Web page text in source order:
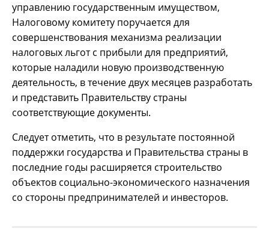
управлению государственным имуществом,
Налоговому комитету поручается для
совершенствования механизма реализации
налоговых льгот с прибыли для предприятий,
которые наладили новую производственную
деятельность, в течение двух месяцев разработать
и представить Правительству страны
соответствующие документы.
Следует отметить, что в результате постоянной
поддержки государства и Правительства страны в
последние годы расширяется строительство
объектов социально-экономического назначения
со стороны предпринимателей и инвесторов.